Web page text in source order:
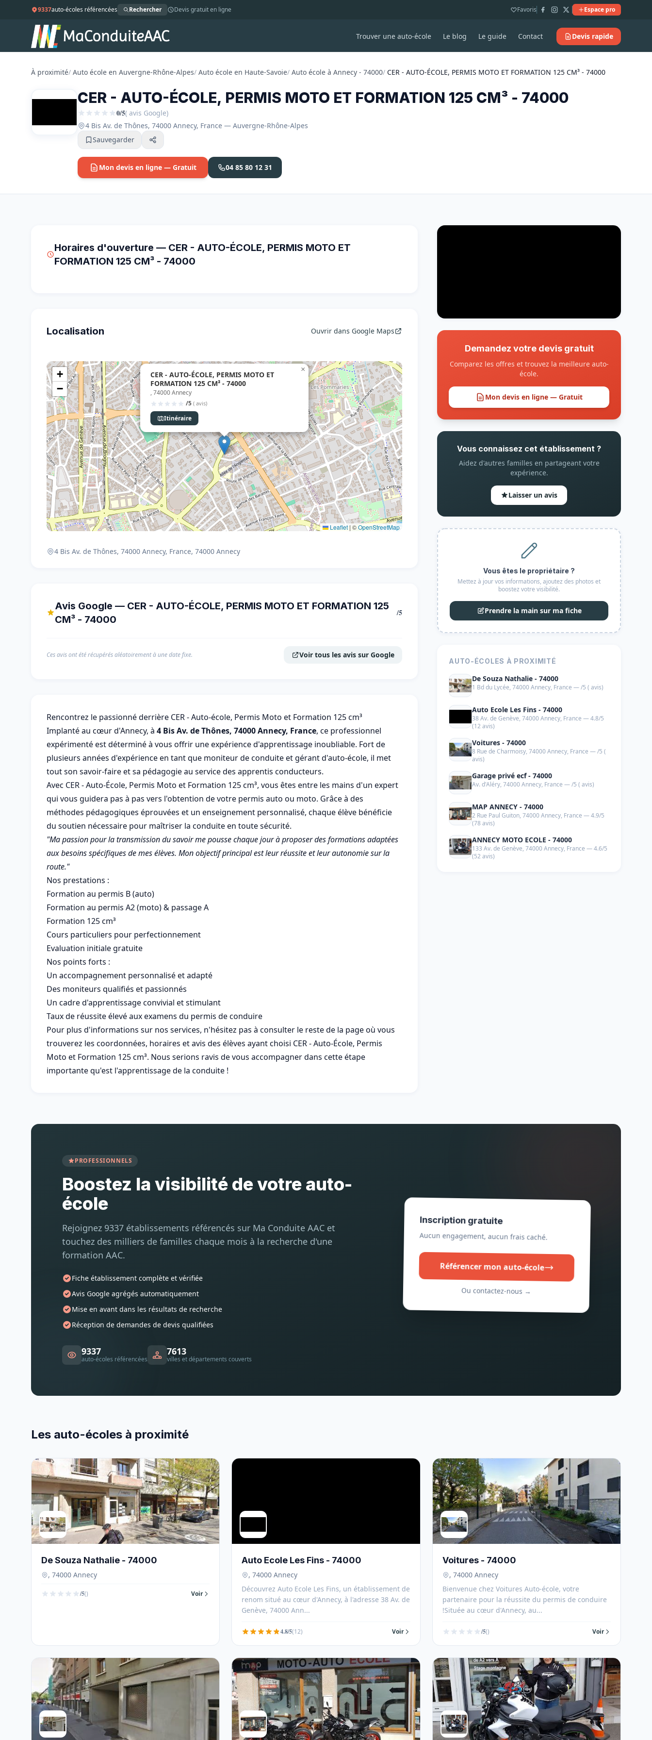
9337auto-écoles référencées Rechercher Devis gratuit en ligne Favoris Espace pro
Trouver une auto-école Le blog Le guide Contact Devis rapide
À proximité/ Auto école en Auvergne-Rhône-Alpes/ Auto école en Haute-Savoie/ Auto école à Annecy - 74000/ CER - AUTO-ÉCOLE, PERMIS MOTO ET FORMATION 125 CM³ - 74000
CER - AUTO-ÉCOLE, PERMIS MOTO ET FORMATION 125 CM³ - 74000
0/5( avis Google)
4 Bis Av. de Thônes, 74000 Annecy, France — Auvergne-Rhône-Alpes
Sauvegarder
Mon devis en ligne — Gratuit 04 85 80 12 31
Horaires d'ouverture — CER - AUTO-ÉCOLE, PERMIS MOTO ET
FORMATION 125 CM³ - 74000
Localisation Ouvrir dans Google Maps
CER - AUTO-ÉCOLE, PERMIS MOTO ET
FORMATION 125 CM³ - 74000
, 74000 Annecy
/5 ( avis)
Itinéraire
×
+
−
Leaflet| ©OpenStreetMap
4 Bis Av. de Thônes, 74000 Annecy, France, 74000 Annecy
Avis Google — CER - AUTO-ÉCOLE, PERMIS MOTO ET FORMATION 125
CM³ - 74000
/5
Ces avis ont été récupérés aléatoirement à une date fixe. Voir tous les avis sur Google
Rencontrez le passionné derrière CER - Auto-école, Permis Moto et Formation 125 cm³
Implanté au cœur d'Annecy, à 4 Bis Av. de Thônes, 74000 Annecy, France, ce professionnel
expérimenté est déterminé à vous offrir une expérience d'apprentissage inoubliable. Fort de
plusieurs années d'expérience en tant que moniteur de conduite et gérant d'auto-école, il met
tout son savoir-faire et sa pédagogie au service des apprentis conducteurs.
Avec CER - Auto-École, Permis Moto et Formation 125 cm³, vous êtes entre les mains d'un expert
qui vous guidera pas à pas vers l'obtention de votre permis auto ou moto. Grâce à des
méthodes pédagogiques éprouvées et un enseignement personnalisé, chaque élève bénéficie
du soutien nécessaire pour maîtriser la conduite en toute sécurité.
"Ma passion pour la transmission du savoir me pousse chaque jour à proposer des formations adaptées
aux besoins spécifiques de mes élèves. Mon objectif principal est leur réussite et leur autonomie sur la
route."
Nos prestations :
Formation au permis B (auto)
Formation au permis A2 (moto) & passage A
Formation 125 cm³
Cours particuliers pour perfectionnement
Evaluation initiale gratuite
Nos points forts :
Un accompagnement personnalisé et adapté
Des moniteurs qualifiés et passionnés
Un cadre d'apprentissage convivial et stimulant
Taux de réussite élevé aux examens du permis de conduire
Pour plus d'informations sur nos services, n'hésitez pas à consulter le reste de la page où vous
trouverez les coordonnées, horaires et avis des élèves ayant choisi CER - Auto-École, Permis
Moto et Formation 125 cm³. Nous serions ravis de vous accompagner dans cette étape
importante qu'est l'apprentissage de la conduite !
Demandez votre devis gratuit
Comparez les offres et trouvez la meilleure auto-
école.
Mon devis en ligne — Gratuit
Vous connaissez cet établissement ?
Aidez d'autres familles en partageant votre
expérience.
Laisser un avis
Vous êtes le propriétaire ?
Mettez à jour vos informations, ajoutez des photos et
boostez votre visibilité.
Prendre la main sur ma fiche
AUTO-ÉCOLES À PROXIMITÉ
De Souza Nathalie - 74000
1 Bd du Lycée, 74000 Annecy, France — /5 ( avis)
Auto Ecole Les Fins - 74000
38 Av. de Genève, 74000 Annecy, France — 4.8/5
(12 avis)
Voitures - 74000
8 Rue de Charmoisy, 74000 Annecy, France — /5 (
avis)
Garage privé ecf - 74000
Av. d'Aléry, 74000 Annecy, France — /5 ( avis)
MAP ANNECY - 74000
2 Rue Paul Guiton, 74000 Annecy, France — 4.9/5
(78 avis)
ANNECY MOTO ECOLE - 74000
133 Av. de Genève, 74000 Annecy, France — 4.6/5
(52 avis)
PROFESSIONNELS
Boostez la visibilité de votre auto-
école
Rejoignez 9337 établissements référencés sur Ma Conduite AAC et
touchez des milliers de familles chaque mois à la recherche d'une
formation AAC.
Fiche établissement complète et vérifiée
Avis Google agrégés automatiquement
Mise en avant dans les résultats de recherche
Réception de demandes de devis qualifiées
9337
auto-écoles référencées
7613
villes et départements couverts
Inscription gratuite
Aucun engagement, aucun frais caché.
Référencer mon auto-école
Ou contactez-nous →
Les auto-écoles à proximité
De Souza Nathalie - 74000
, 74000 Annecy
/5() Voir
Auto Ecole Les Fins - 74000
, 74000 Annecy
Découvrez Auto Ecole Les Fins, un établissement de
renom situé au cœur d'Annecy, à l'adresse 38 Av. de
Genève, 74000 Ann...
4.8/5(12) Voir
Voitures - 74000
, 74000 Annecy
Bienvenue chez Voitures Auto-école, votre
partenaire pour la réussite du permis de conduire
!Située au cœur d'Annecy, au...
/5() Voir